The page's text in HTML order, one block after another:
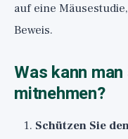
auf eine
Beweis.
Was kann
mitnehmen?
Schützen Sie